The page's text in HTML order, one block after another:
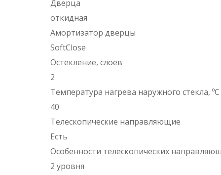
Дверца
откидная
Амортизатор дверцы
SoftClose
Остекление, слоев
2
Температура нагрева наружного стекла, ºC
40
Телескопические направляющие
Есть
Особенности телескопических
2 уровня